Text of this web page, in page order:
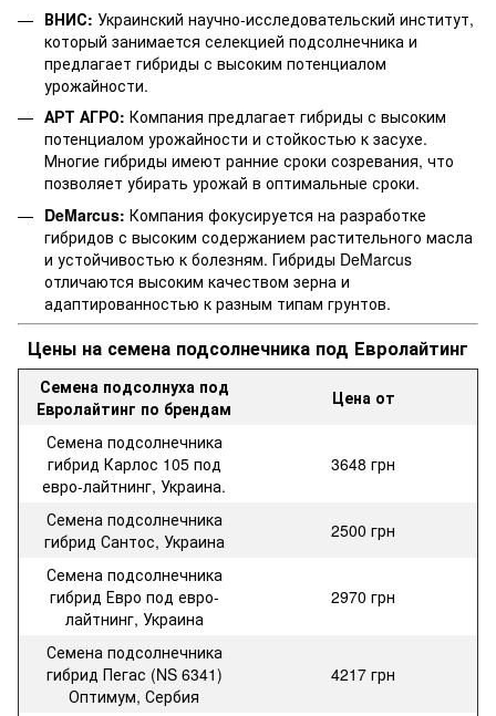
ВНИС: Украинский научно-исследовательский институт,
который занимается селекцией подсолнечника и
предлагает гибриды с высоким потенциалом
урожайности.
АРТ АГРО: Компания предлагает гибриды с высоким
потенциалом урожайности и стойкостью к засухе.
Многие гибриды имеют ранние сроки созревания, что
позволяет убирать урожай в оптимальные сроки.
DeMarcus: Компания фокусируется на разработке
гибридов с высоким содержанием растительного масла
и устойчивостью к болезням. Гибриды DeMarcus
отличаются высоким качеством зерна и
адаптированностью к разным типам грунтов.
Цены на семена подсолнечника под Евролайтинг
Семена подсолнуха под
Евролайтинг по брендам
Цена от
Семена подсолнечника
гибрид Карлос 105 под
евро-лайтнинг, Украина.
3648 грн
Семена подсолнечника
гибрид Сантос, Украина
2500 грн
Семена подсолнечника
гибрид Евро под евро-
лайтнинг, Украина
2970 грн
Семена подсолнечника
гибрид Пегас (NS 6341)
Оптимум, Сербия
4217 грн